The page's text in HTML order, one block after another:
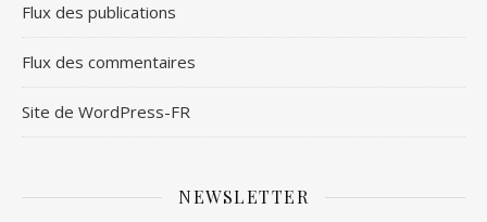
Flux des publications
Flux des commentaires
Site de WordPress-FR
NEWSLETTER